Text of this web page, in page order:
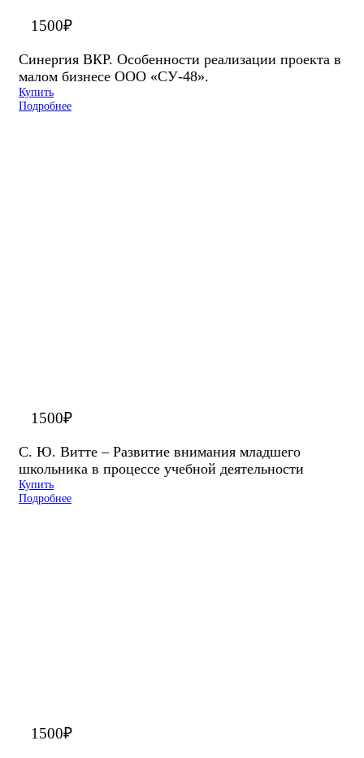
1500₽
Синергия ВКР. Особенности реализации проекта в
малом бизнесе ООО «СУ-48».
Купить
Подробнее
1500₽
С. Ю. Витте – Развитие внимания младшего
школьника в процессе учебной деятельности
Купить
Подробнее
1500₽